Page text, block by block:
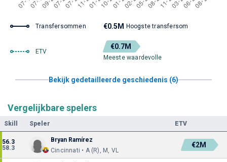
Transfersommen €0.5M Hoogste transfersom
ETV
€0.7M
Meeste waardevolle
Bekijk gedetailleerde geschiedenis (6)
Vergelijkbare spelers
Skill Speler ETV
56.3
58.3
Bryan Ramírez
Cincinnati • A (R), M, VL
€2M